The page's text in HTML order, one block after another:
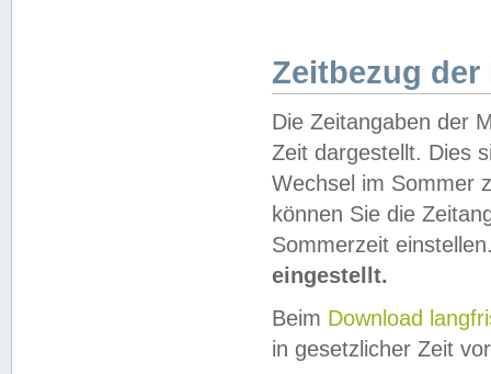
Zeitbezug der
Die Zeitangaben der
Zeit dargestellt. Dies
Wechsel im Sommer
können Sie die
Sommerzeit
eingestellt.
Beim Download
in gesetzlicher Zeit